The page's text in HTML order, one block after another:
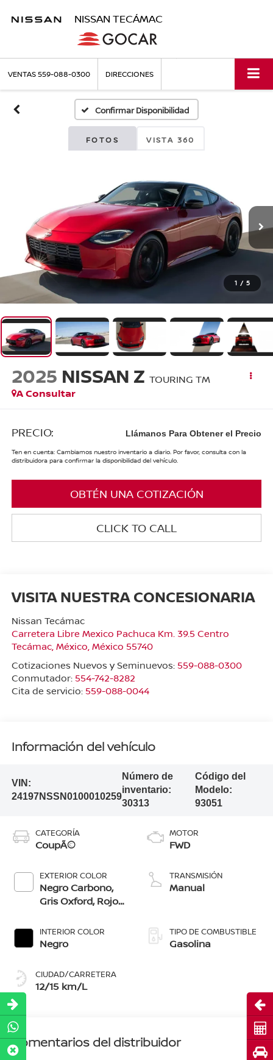
NISSAN TECÁMAC
VENTAS559-088-0300 DIRECCIONES
Confirmar Disponibilidad
FOTOS VISTA 360
1 / 5
2025 NISSAN Z TOURING TM
A Consultar
PRECIO: Llámanos Para Obtener el Precio
Ten en cuenta: Cambiamos nuestro inventario a diario. Por favor, consulta con la
distribuidora para confirmar la disponibilidad del vehículo.
OBTÉN UNA COTIZACIÓN
CLICK TO CALL
VISITA NUESTRA CONCESIONARIA
Nissan Tecámac
Carretera Libre Mexico Pachuca Km. 39.5 Centro
Tecámac, México, México 55740
Cotizaciones Nuevos y Seminuevos: 559-088-0300
Conmutador: 554-742-8282
Cita de servicio: 559-088-0044
Información del vehículo
VIN:
24197NSSN0100010259
Número de
inventario:
30313
Código del
Modelo:
93051
CATEGORÍA
CoupÃ©
EXTERIOR COLOR
Negro Carbono,
Gris Oxford, Rojo
Vibrante,
Plata/Negro, Rojo
Blanco
Lunar/Negro
INTERIOR COLOR
Negro
CIUDAD/CARRETERA
12/15 km/L
MOTOR
FWD
TRANSMISIÓN
Manual
TIPO DE COMBUSTIBLE
Gasolina
Comentarios del distribuidor